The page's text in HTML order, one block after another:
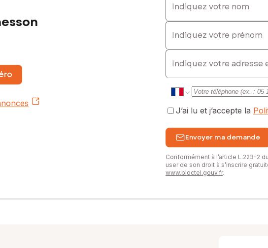
Indiquez votre prénom
E-mail
J’ai lu et j’accepte la
Envoyer ma demande
Conformément à l’article L.223-2
user de son droit à s’inscrire
www.bloctel.gouv.fr.